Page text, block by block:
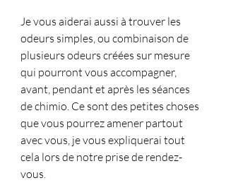
Je vous aiderai aussi à trouver les
odeurs simples, ou combinaison de
plusieurs odeurs créées sur mesure
qui pourront vous accompagner,
avant, pendant et après les séances
de chimio. Ce sont des petites choses
que vous pourrez amener partout
avec vous, je vous expliquerai tout
cela lors de notre prise de rendez-
vous.